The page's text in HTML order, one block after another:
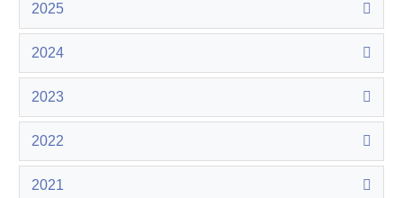
2025
2024
2023
2022
2021